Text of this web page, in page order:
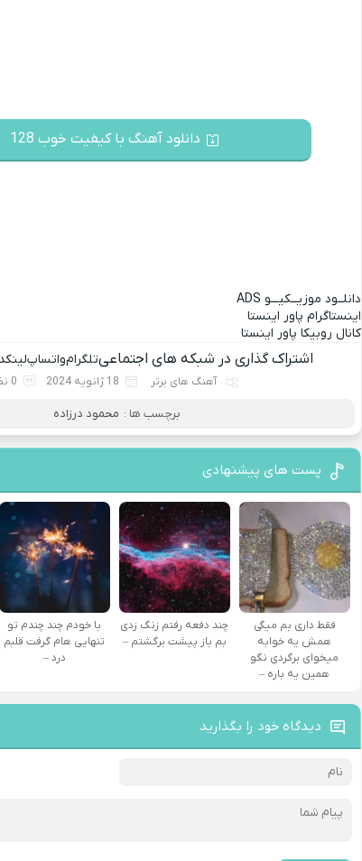
دانلود آهنگ با کیفیت خوب 128
دانلــود موزیــکیـــو ADS
اینستاگرام پاور اینستا
کانال روبیکا پاور اینستا
اشتراک گذاری در شبکه های اجتماعیتلگرامواتساپ
آهنگ های برتر 18 ژانویه 2024 0 نظر
برچسب ها : محمود درزاده
پست های پیشنهادی
فقط داری بم میگی
همش یه خوابه
میخوای برگردی نگو
همین یه باره –
چند دفعه رفتم زنگ زدی
بم باز پیشت برگشتم –
با خودم چند چندم تو
تنهایی هام گرفت قلبم
درد –
دیدگاه خود را بگذارید